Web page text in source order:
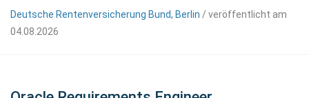
Deutsche Rentenversicherung Bund, Berlin / veröffentlicht am
04.08.2026